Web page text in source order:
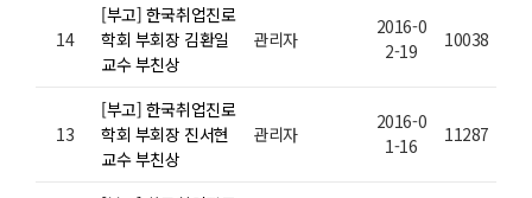
14
[부고] 한국취업진로
학회 부회장 김환일
교수 부친상
관리자
2016-0
2-19
10038
13
[부고] 한국취업진로
학회 부회장 진서현
교수 부친상
관리자
2016-0
1-16
11287